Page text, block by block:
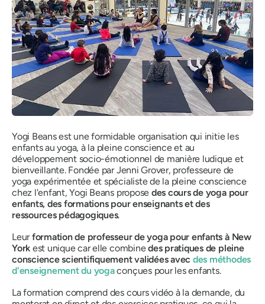
Yogi Beans est une formidable organisation qui initie les
enfants au yoga, à la pleine conscience et au
développement socio-émotionnel de manière ludique et
bienveillante. Fondée par Jenni Grover, professeure de
yoga expérimentée et spécialiste de la pleine conscience
chez l'enfant, Yogi Beans propose des cours de yoga pour
enfants, des formations pour enseignants et des
ressources pédagogiques.
Leurformation de professeur de yoga pour enfants à New
York est unique car elle combinedes pratiques de pleine
conscience scientifiquement validées avec des méthodes
d'enseignement du yogaconçues pour les enfants.
La formation comprend des cours vidéo à la demande, du